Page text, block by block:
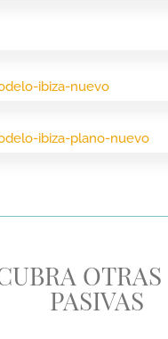
OTRAS
PASIVAS